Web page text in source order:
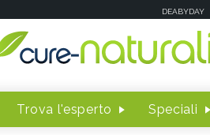
DEABYDAY
Trova l'esperto Speciali